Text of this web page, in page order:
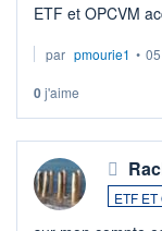
par pmourie1 •
0j'aime
ETF